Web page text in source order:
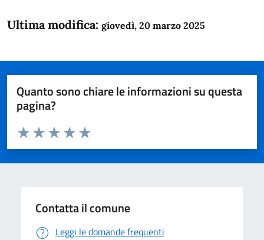
Ultima modifica: giovedì, 20 marzo 2025
Quanto sono chiare le informazioni su questa
pagina?
Domanda
Valuta da 1 a 5 stelle la pagina
Valuta 5 stelle su 5
Valuta 4 stelle su 5
Valuta 3 stelle su 5
Valuta 2 stelle su 5
Valuta 1 stelle su 5
Contatta il comune
Leggi le domande frequenti